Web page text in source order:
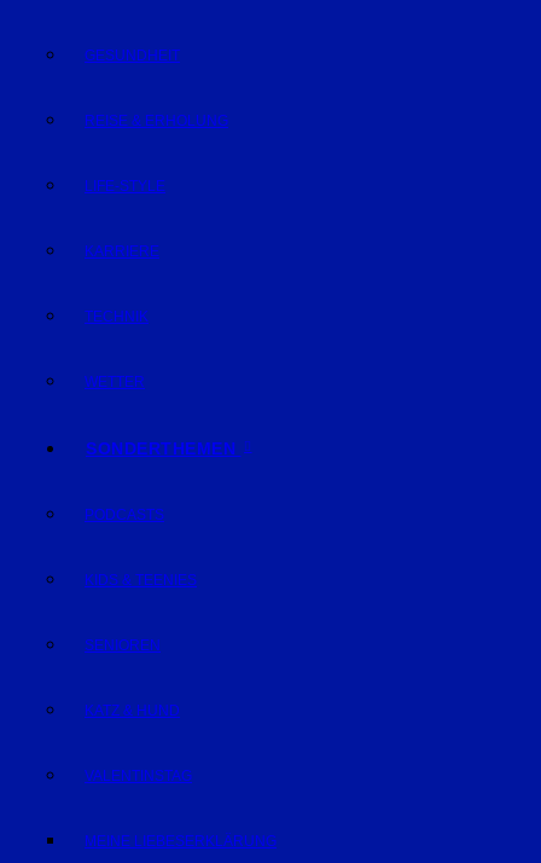
GESUNDHEIT
REISE & ERHOLUNG
LIFE-STYLE
KARRIERE
TECHNIK
WETTER
SONDERTHEMEN
PODCASTS
KIDS & TEENIES
SENIOREN
KATZ & HUND
VALENTINSTAG
MEINE LIEBESERKLÄRUNG